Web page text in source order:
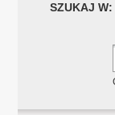
SZUKAJ W: